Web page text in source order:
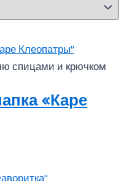
спицами и крючком
«Каре